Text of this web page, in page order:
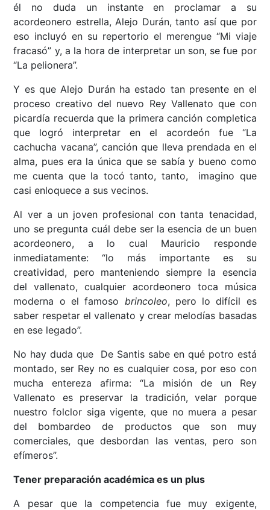
él no duda un instante en proclamar a su
acordeonero estrella, Alejo Durán, tanto así que por
eso incluyó en su repertorio el merengue “Mi viaje
fracasó” y, a la hora de interpretar un son, se fue por
“La pelionera”.
Y es que Alejo Durán ha estado tan presente en el
proceso creativo del nuevo Rey Vallenato que con
picardía recuerda que la primera canción completica
que logró interpretar en el acordeón fue “La
cachucha vacana”, canción que lleva prendada en el
alma, pues era la única que se sabía y bueno como
me cuenta que la tocó tanto, tanto, imagino que
casi enloquece a sus vecinos.
Al ver a un joven profesional con tanta tenacidad,
uno se pregunta cuál debe ser la esencia de un buen
acordeonero, a lo cual Mauricio responde
inmediatamente: “lo más importante es su
creatividad, pero manteniendo siempre la esencia
del vallenato, cualquier acordeonero toca música
moderna o el famoso brincoleo, pero lo difícil es
saber respetar el vallenato y crear melodías basadas
en ese legado”.
No hay duda que De Santis sabe en qué potro está
montado, ser Rey no es cualquier cosa, por eso con
mucha entereza afirma: “La misión de un Rey
Vallenato es preservar la tradición, velar porque
nuestro folclor siga vigente, que no muera a pesar
del bombardeo de productos que son muy
comerciales, que desbordan las ventas, pero son
efímeros”.
Tener preparación académica es un plus
A pesar que la competencia fue muy exigente,